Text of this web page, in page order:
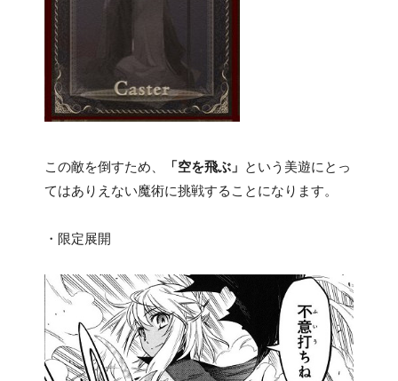
この敵を倒すため、 「空を飛ぶ」 という美遊にとっ
てはありえない魔術に挑戦することになります。
・限定展開